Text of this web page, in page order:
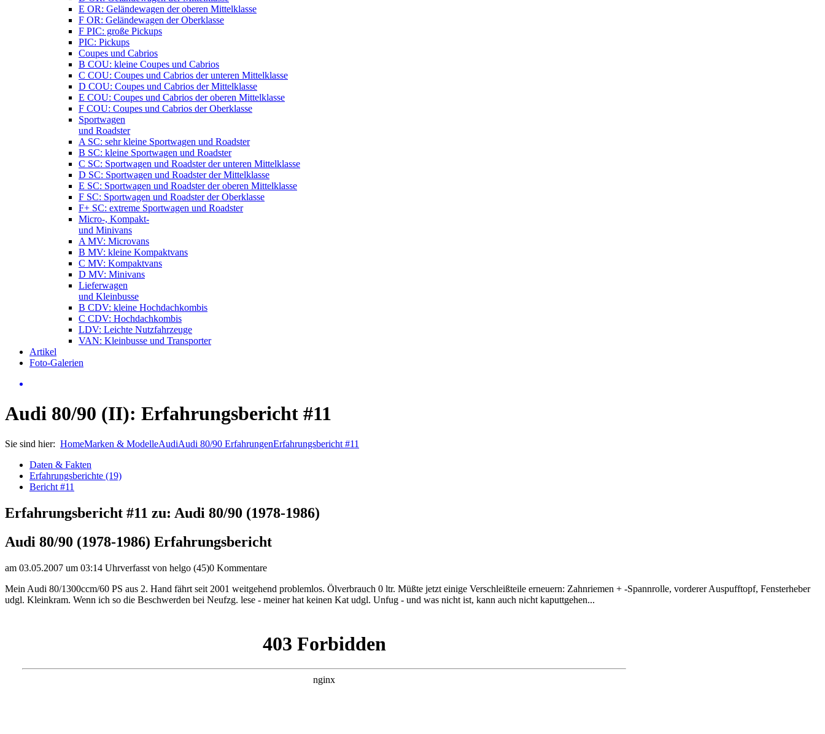
E OR: Geländewagen der oberen Mittelklasse
F OR: Geländewagen der Oberklasse
F PIC: große Pickups
PIC: Pickups
Coupes und Cabrios
B COU: kleine Coupes und Cabrios
C COU: Coupes und Cabrios der unteren Mittelklasse
D COU: Coupes und Cabrios der Mittelklasse
E COU: Coupes und Cabrios der oberen Mittelklasse
F COU: Coupes und Cabrios der Oberklasse
Sportwagen
und Roadster
A SC: sehr kleine Sportwagen und Roadster
B SC: kleine Sportwagen und Roadster
C SC: Sportwagen und Roadster der unteren Mittelklasse
D SC: Sportwagen und Roadster der Mittelklasse
E SC: Sportwagen und Roadster der oberen Mittelklasse
F SC: Sportwagen und Roadster der Oberklasse
F+ SC: extreme Sportwagen und Roadster
Micro-, Kompakt-
und Minivans
A MV: Microvans
B MV: kleine Kompaktvans
C MV: Kompaktvans
D MV: Minivans
Lieferwagen
und Kleinbusse
B CDV: kleine Hochdachkombis
C CDV: Hochdachkombis
LDV: Leichte Nutzfahrzeuge
VAN: Kleinbusse und Transporter
Artikel
Foto-Galerien
Audi 80/90 (II): Erfahrungsbericht #11
Sie sind hier: HomeMarken & ModelleAudiAudi 80/90 ErfahrungenErfahrungsbericht #11
Daten & Fakten
Erfahrungsberichte (19)
Bericht #11
Erfahrungsbericht #11 zu: Audi 80/90 (1978-1986)
Audi 80/90 (1978-1986) Erfahrungsbericht
am 03.05.2007 um 03:14 Uhrverfasst von helgo (45)0 Kommentare
Mein Audi 80/1300ccm/60 PS aus 2. Hand fährt seit 2001 weitgehend problemlos. Ölverbrauch 0 ltr. Müßte jetzt einige Verschleißteile erneuern: Zahnriemen + -Spannrolle, vorderer Auspufftopf, Fensterheber
udgl. Kleinkram. Wenn ich so die Beschwerden bei Neufzg. lese - meiner hat keinen Kat udgl. Unfug - und was nicht ist, kann auch nicht kaputtgehen...